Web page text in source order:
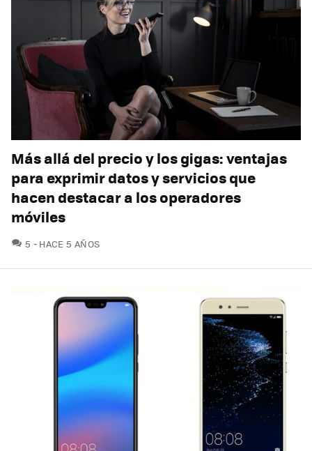
Más allá del precio y los gigas: ventajas
para exprimir datos y servicios que
hacen destacar a los operadores
móviles
5 COMENTARIOS
HACE 5 AÑOS